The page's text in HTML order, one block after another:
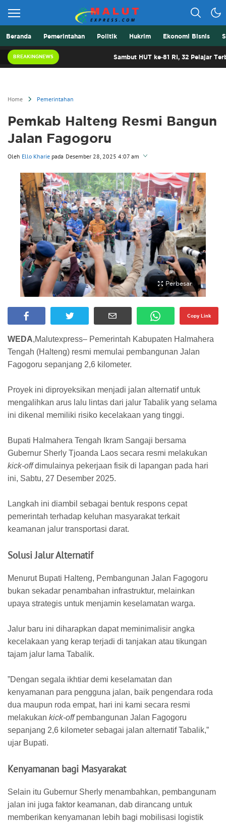
Malut Express
Beranda Pemerintahan Politik Hukrim Ekonomi Bisnis
BREAKINGNEWS Sambut HUT ke-81 RI, 32 Pelajar Terbaik
Home Pemerintahan
Pemkab Halteng Resmi Bangun
Jalan Fagogoru
Oleh Ello Kharie pada Desember 28, 2025 4:07 am
Perbesar
Copy Link
WEDA,Malutexpress– Pemerintah Kabupaten Halmahera
Tengah (Halteng) resmi memulai pembangunan Jalan
Fagogoru sepanjang 2,6 kilometer.
Proyek ini diproyeksikan menjadi jalan alternatif untuk
mengalihkan arus lalu lintas dari jalur Tabalik yang selama
ini dikenal memiliki risiko kecelakaan yang tinggi.
​Bupati Halmahera Tengah Ikram Sangaji bersama
Gubernur Sherly Tjoanda Laos secara resmi melakukan
kick-offdimulainya pekerjaan fisik di lapangan pada hari
ini, Sabtu, 27 Desember 2025.
Langkah ini diambil sebagai bentuk respons cepat
pemerintah terhadap keluhan masyarakat terkait
keamanan jalur transportasi darat.
​Solusi Jalur Alternatif
​Menurut Bupati Halteng, Pembangunan Jalan Fagogoru
bukan sekadar penambahan infrastruktur, melainkan
upaya strategis untuk menjamin keselamatan warga.
Jalur baru ini diharapkan dapat meminimalisir angka
kecelakaan yang kerap terjadi di tanjakan atau tikungan
tajam jalur lama Tabalik.
​”Dengan segala ikhtiar demi keselamatan dan
kenyamanan para pengguna jalan, baik pengendara roda
dua maupun roda empat, hari ini kami secara resmi
melakukan kick-offpembangunan Jalan Fagogoru
sepanjang 2,6 kilometer sebagai jalan alternatif Tabalik,”
ujar Bupati.
​Kenyamanan bagi Masyarakat
​Selain itu Gubernur Sherly menambahkan, pembangunam
jalan ini juga faktor keamanan, dab dirancang untuk
memberikan kenyamanan lebih bagi mobilisasi logistik